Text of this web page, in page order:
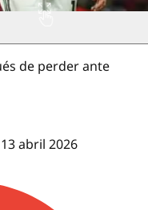
de perder ante
abril 2026